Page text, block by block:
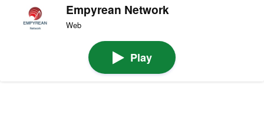
Empyrean Network
Web
Play